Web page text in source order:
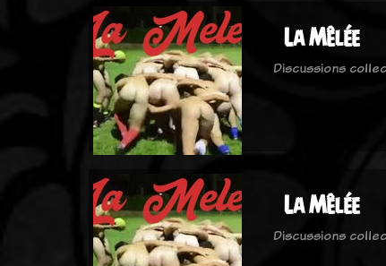
La Mêlée
Discussions
La Mêlée
Discussions